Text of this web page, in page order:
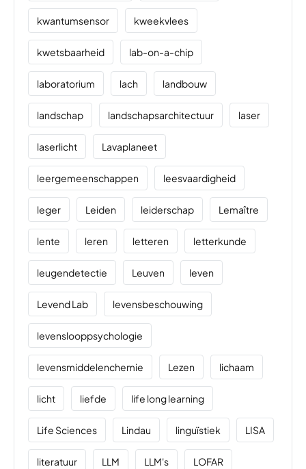
kwantumsensor kweekvlees
kwetsbaarheid lab-on-a-chip
laboratorium lach landbouw
landschap landschapsarchitectuur laser
laserlicht Lavaplaneet
leergemeenschappen leesvaardigheid
leger Leiden leiderschap Lemaître
lente leren letteren letterkunde
leugendetectie Leuven leven
Levend Lab levensbeschouwing
levenslooppsychologie
levensmiddelenchemie Lezen lichaam
licht liefde life long learning
Life Sciences Lindau linguïstiek LISA
literatuur LLM LLM's LOFAR